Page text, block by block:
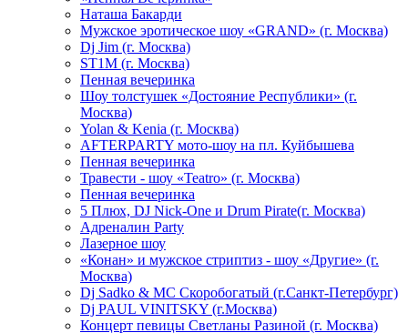
Hаташа Бакарди
Мужское эротическое шоу «GRAND» (г. Москва)
Dj Jim (г. Москва)
ST1M (г. Москва)
Пенная вечеринка
Шоу толстушек «Достояние Республики» (г.
Москва)
Yolan & Kenia (г. Москва)
AFTERPARTY мото-шоу на пл. Куйбышева
Пенная вечеринка
Травести - шоу «Teatro» (г. Москва)
Пенная вечеринка
5 Плюх, DJ Nick-One и Drum Pirate(г. Москва)
Адреналин Party
Лазерное шоу
«Конан» и мужское стриптиз - шоу «Другие» (г.
Москва)
Dj Sadko & МС Скоробогатый (г.Санкт-Петербург)
Dj PAUL VINITSKY (г.Москва)
Концерт певицы Светланы Разиной (г. Москва)